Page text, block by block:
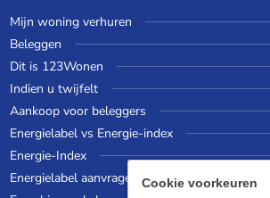
Mijn woning verhuren
Beleggen
Dit is 123Wonen
Indien u twijfelt
Aankoop voor beleggers
Energielabel vs Energie-index
Energie-Index
Energielabel aanvragen
Cookie voorkeuren